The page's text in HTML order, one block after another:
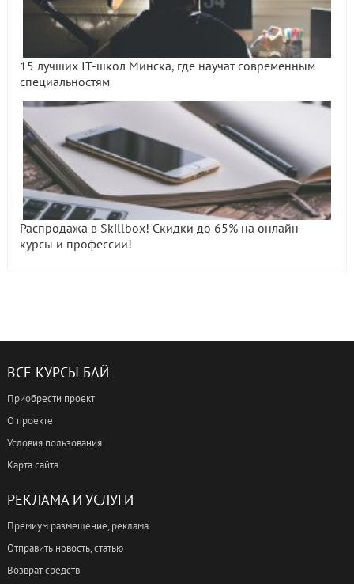
15 лучших IT-школ Минска, где научат современным
специальностям
Распродажа в Skillbox! Скидки до 65% на онлайн-
курсы и профессии!
ВСЕ КУРСЫ БАЙ
Приобрести проект
О проекте
Условия пользования
Карта сайта
РЕКЛАМА И УСЛУГИ
Премиум размещение, реклама
Отправить новость, статью
Возврат средств